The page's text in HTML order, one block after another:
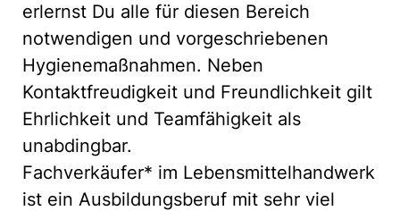
erlernst Du alle für diesen Bereich
notwendigen und vorgeschriebenen
Hygienemaßnahmen. Neben
Kontaktfreudigkeit und Freundlichkeit gilt
Ehrlichkeit und Teamfähigkeit als
unabdingbar.
Fachverkäufer* im Lebensmittelhandwerk
ist ein Ausbildungsberuf mit sehr viel